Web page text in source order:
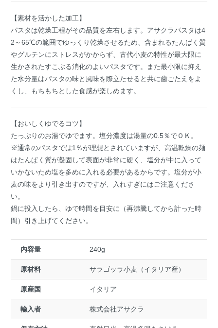
【素材を活かした加工】
パスタは乾燥工程がその品質を左右します。アサクラパスタは4
2～65℃の範囲でゆっくり乾燥させるため、含まれるたんぱく質
やグルテンにストレスがかからず、古代小麦の特性が最大限に
生かされたすこぶる消化のよいパスタです。また最小限に抑え
た水分量はパスタの味と風味を際立たせると共に歯ごたえをよ
くし、もちもちとした食感が楽しめます。
【おいしくゆでるコツ】
たっぷりのお湯でゆでます。塩分濃度は湯量の0.5％でＯＫ。
※通常のパスタでは1％が理想とされていますが、高温乾燥の麺
はたんぱく質が凝固して表面が非常に硬く、塩分が中に入って
いかないため塩を多めに入れる必要があるからです。塩分が小
麦の味をより引き出すのですが、入れすぎにはご注意くださ
い。
鍋に投入したら、ゆで時間を目安に（再沸騰してから計った時
間）引き上げてください。
内容量 240g
原材料 サラゴッラ小麦（イタリア産）
原産国 イタリア
輸入者 株式会社アサクラ